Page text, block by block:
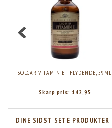
SOLGAR VITAMIN E - FLYDENDE, 59ML
Skarp pris: 142,95
DINE SIDST SETE PRODUKTER